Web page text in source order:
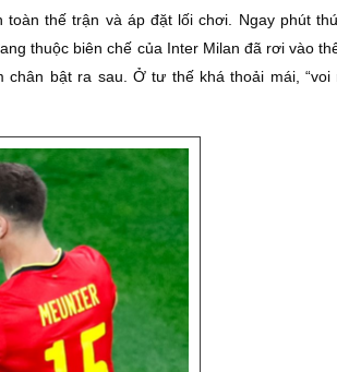
toàn thế trận và áp đặt lối chơi. Ngay phút
thuộc biên chế của Inter Milan đã rơi vào
bật ra sau. Ở tư thế khá thoải mái, “voi